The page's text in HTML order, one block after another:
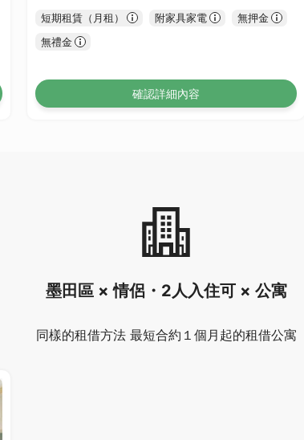
短期租賃（月租） 附家具家電
無押金
無禮金
確認詳細內容
墨田區 × 情侶・2人入住可 × 公寓
同樣的租借方法 最短合約１個月起的租借公寓